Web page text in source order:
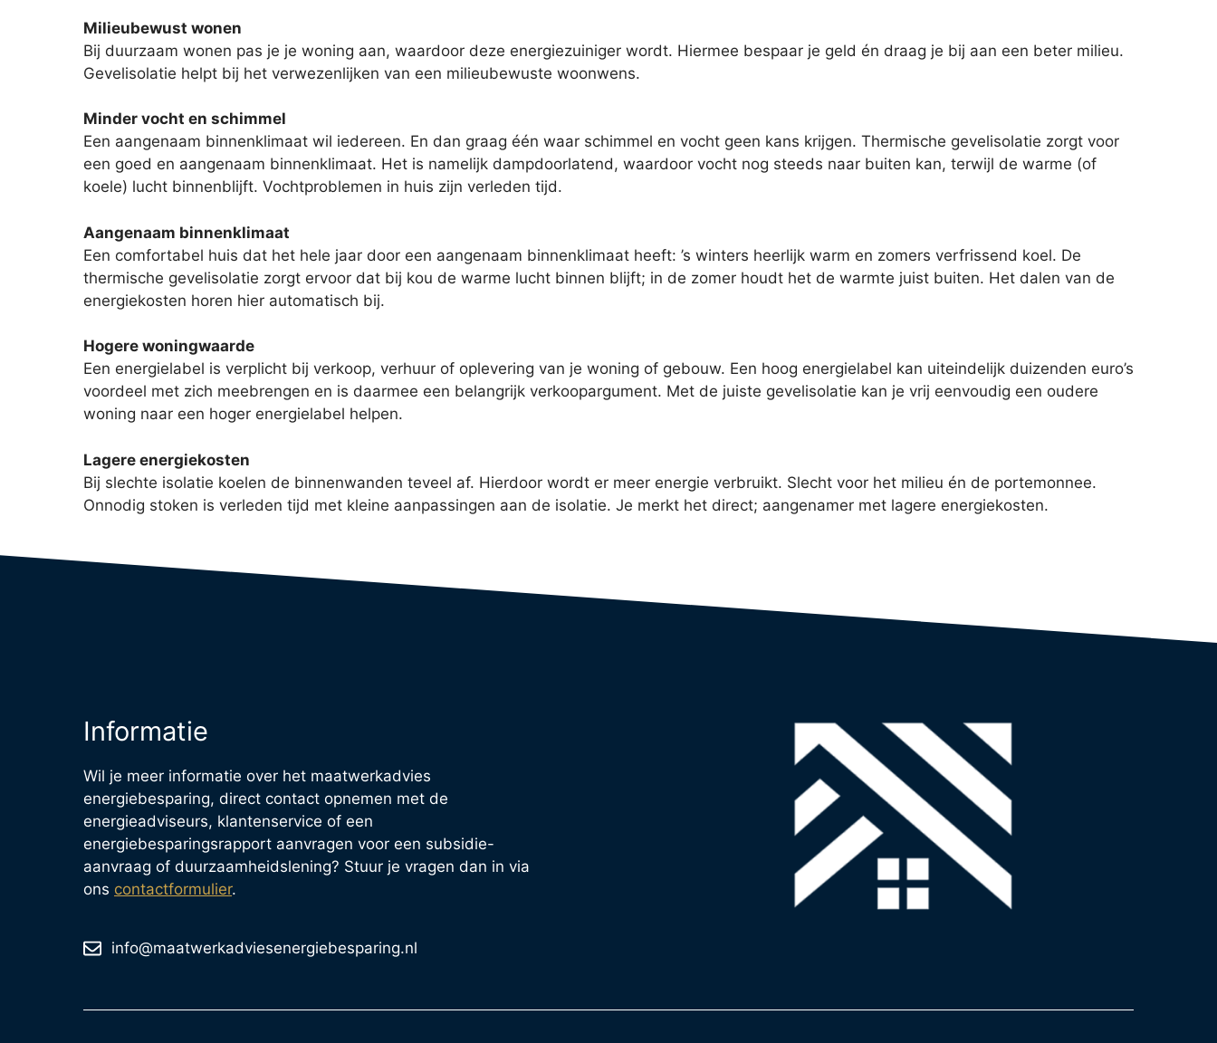
Milieubewust wonen
Bij duurzaam wonen pas je je woning aan, waardoor deze energiezuiniger wordt. Hiermee bespaar je geld én draag je bij aan een beter milieu.
Gevelisolatie helpt bij het verwezenlijken van een milieubewuste woonwens.
Minder vocht en schimmel
Een aangenaam binnenklimaat wil iedereen. En dan graag één waar schimmel en vocht geen kans krijgen. Thermische gevelisolatie zorgt voor
een goed en aangenaam binnenklimaat. Het is namelijk dampdoorlatend, waardoor vocht nog steeds naar buiten kan, terwijl de warme (of
koele) lucht binnenblijft. Vochtproblemen in huis zijn verleden tijd.
Aangenaam binnenklimaat
Een comfortabel huis dat het hele jaar door een aangenaam binnenklimaat heeft: ’s winters heerlijk warm en zomers verfrissend koel. De
thermische gevelisolatie zorgt ervoor dat bij kou de warme lucht binnen blijft; in de zomer houdt het de warmte juist buiten. Het dalen van de
energiekosten horen hier automatisch bij.
Hogere woningwaarde
Een energielabel is verplicht bij verkoop, verhuur of oplevering van je woning of gebouw. Een hoog energielabel kan uiteindelijk duizenden euro’s
voordeel met zich meebrengen en is daarmee een belangrijk verkoopargument. Met de juiste gevelisolatie kan je vrij eenvoudig een oudere
woning naar een hoger energielabel helpen.
Lagere energiekosten
Bij slechte isolatie koelen de binnenwanden teveel af. Hierdoor wordt er meer energie verbruikt. Slecht voor het milieu én de portemonnee.
Onnodig stoken is verleden tijd met kleine aanpassingen aan de isolatie. Je merkt het direct; aangenamer met lagere energiekosten.
Informatie
Wil je meer informatie over het maatwerkadvies
energiebesparing, direct contact opnemen met de
energieadviseurs, klantenservice of een
energiebesparingsrapport aanvragen voor een subsidie-
aanvraag of duurzaamheidslening? Stuur je vragen dan in via
ons contactformulier.
info@maatwerkadviesenergiebesparing.nl